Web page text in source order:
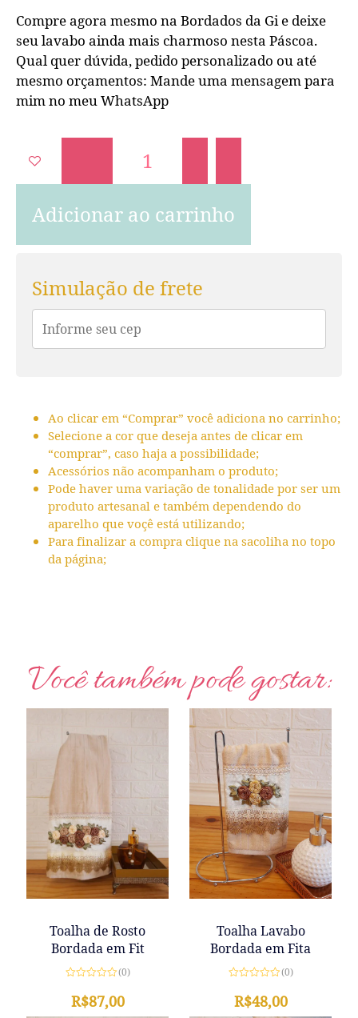
Compre agora mesmo na Bordados da Gi e deixe
seu lavabo ainda mais charmoso nesta Páscoa.
Qual quer dúvida, pedido personalizado ou até
mesmo orçamentos: Mande uma mensagem para
mim no meu WhatsApp
Adicionar ao carrinho
Simulação de frete
Ao clicar em “Comprar” você adiciona no carrinho;
Selecione a cor que deseja antes de clicar em
“comprar”, caso haja a possibilidade;
Acessórios não acompanham o produto;
Pode haver uma variação de tonalidade por ser um
produto artesanal e também dependendo do
aparelho que voçê está utilizando;
Para finalizar a compra clique na sacoliha no topo
da página;
Você também pode gostar:
Toalha de Rosto
Bordada em Fit
de
5
(0)
R$87,00
Toalha Lavabo
Bordada em Fita
de
5
(0)
R$48,00